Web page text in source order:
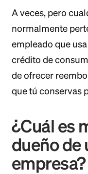
A veces, pero
normalmente
empleado que
crédito de
de ofrecer
que tú conservas
¿Cuál es
dueño de
empresa?